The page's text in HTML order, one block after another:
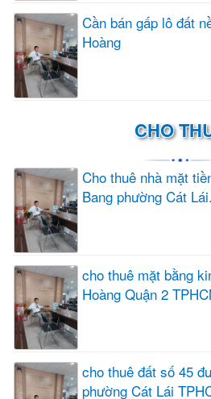
Cần bán gấp lô đất
Hoàng
CHO
Cho thuê nhà mặt
Bang phường Cát
cho thuê mặt bằng
Hoàng Quận 2
cho thuê đất số 45
phường Cát Lái